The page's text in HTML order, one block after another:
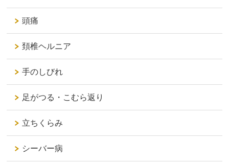
頭痛
頚椎ヘルニア
手のしびれ
足がつる・こむら返り
立ちくらみ
シーバー病